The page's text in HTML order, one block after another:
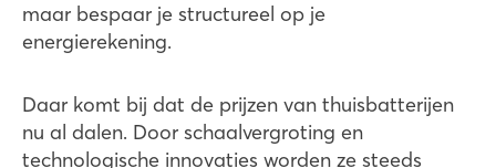
maar bespaar je structureel op je
energierekening.
Daar komt bij dat de prijzen van thuisbatterijen
nu al dalen. Door schaalvergroting en
technologische innovaties worden ze steeds